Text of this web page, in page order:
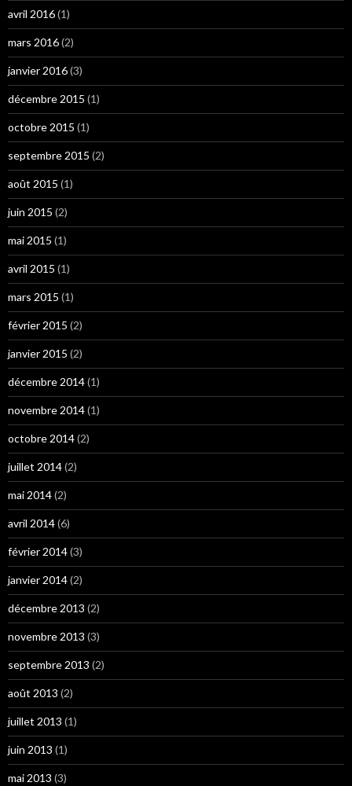
avril 2016(1)
mars 2016(2)
janvier 2016(3)
décembre 2015 (1)
octobre 2015 (1)
septembre 2015 (2)
août 2015 (1)
juin 2015 (2)
mai 2015 (1)
avril 2015 (1)
mars 2015 (1)
février 2015 (2)
janvier 2015 (2)
décembre 2014(1)
novembre 2014(1)
octobre 2014(2)
juillet 2014(2)
mai 2014(2)
avril 2014(6)
février 2014(3)
janvier 2014(2)
décembre 2013 (2)
novembre 2013 (3)
septembre 2013 (2)
août 2013 (2)
juillet 2013 (1)
juin 2013 (1)
mai 2013 (3)